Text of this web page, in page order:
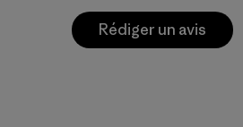
Rédiger un avis